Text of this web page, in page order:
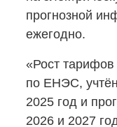
прогнозной
ежегодно.
«Рост тарифов
по ЕНЭС,
2025 год и
2026 и 2027